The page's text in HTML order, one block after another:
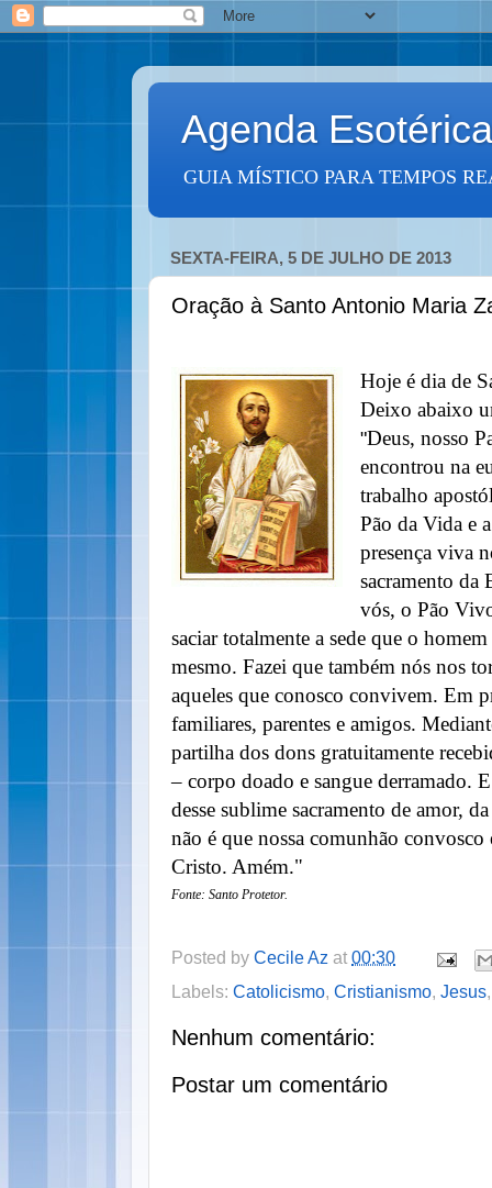
Agenda Esotérica
GUIA MÍSTICO PARA TEMPOS
SEXTA-FEIRA, 5 DE JULHO DE 2013
Oração à Santo Antonio Maria
Hoje é dia de
Deixo abaixo
"Deus, nosso
encontrou na
trabalho
Pão da Vida e
presença viva
sacramento da
vós, o Pão
saciar totalmente a sede que o
mesmo. Fazei que também nós nos
aqueles que conosco convivem. Em
familiares, parentes e amigos.
partilha dos dons gratuitamente
– corpo doado e sangue derramado.
desse sublime sacramento de amor,
não é que nossa comunhão convosco
Cristo. Amém."
Fonte: Santo Protetor.
Posted by Cecile Az at 00:30
Labels: Catolicismo, Cristianismo, Jesus
Nenhum comentário:
Postar um comentário